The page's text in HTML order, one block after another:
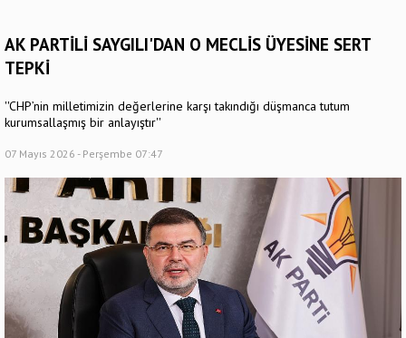
AK PARTİLİ SAYGILI'DAN O MECLİS ÜYESİNE SERT
TEPKİ
''CHP’nin milletimizin değerlerine karşı takındığı düşmanca tutum
kurumsallaşmış bir anlayıştır''
07 Mayıs 2026 - Perşembe 07:47